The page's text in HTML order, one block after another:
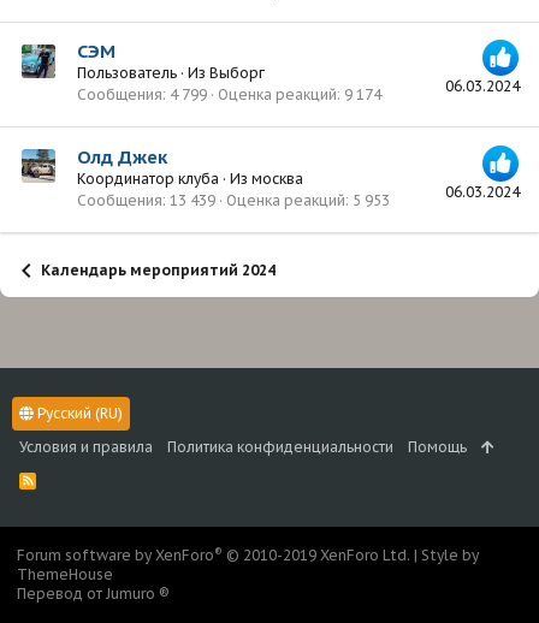
06.03.2024
СЭМ
Пользователь · Из Выборг
Сообщения 4 799 Оценка реакций 9 174
06.03.2024
Олд Джек
Координатор клуба · Из москва
Сообщения 13 439 Оценка реакций 5 953
Календарь мероприятий 2024
Русский (RU)
Условия и правила
Политика конфиденциальности Помощь
R
S
Forum software by XenForo® © 2010-2019 XenForo Ltd. | Style by
ThemeHouse
Перевод от Jumuro ®